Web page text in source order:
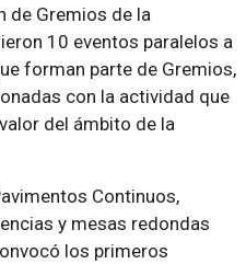
de Gremios de la
10 eventos paralelos a
forman parte de Gremios,
con la actividad que
del ámbito de la
Continuos,
y mesas redondas
los primeros